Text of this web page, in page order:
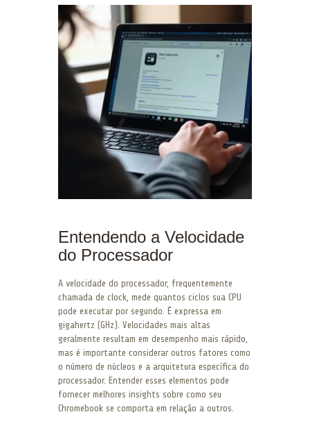
Entendendo a Velocidade
do Processador
A velocidade do processador, frequentemente
chamada de clock, mede quantos ciclos sua CPU
pode executar por segundo. É expressa em
gigahertz (GHz). Velocidades mais altas
geralmente resultam em desempenho mais rápido,
mas é importante considerar outros fatores como
o número de núcleos e a arquitetura específica do
processador. Entender esses elementos pode
fornecer melhores insights sobre como seu
Chromebook se comporta em relação a outros.